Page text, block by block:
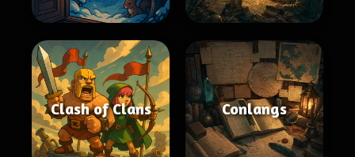
Clash of Clans Conlangs